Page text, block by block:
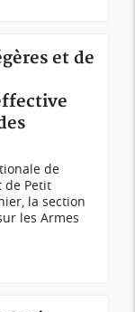
et de
de
de Petit
la section
les Armes